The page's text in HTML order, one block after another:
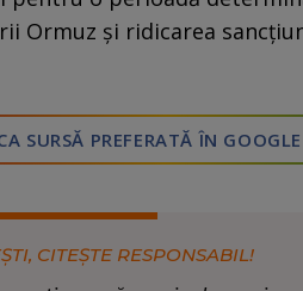
Ormuz și ridicarea
SURSĂ PREFERATĂ ÎN GOOGLE
CITEȘTE RESPONSABIL!